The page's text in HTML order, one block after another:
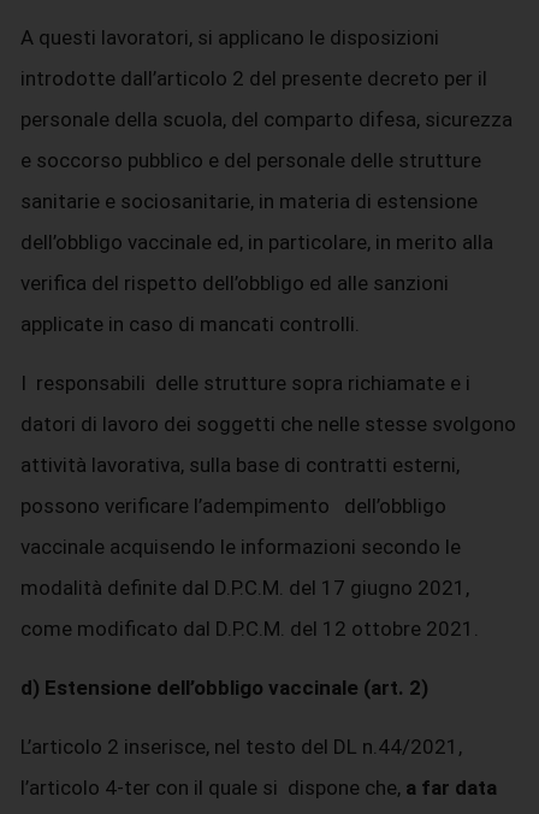
A questi lavoratori, si applicano le disposizioni
introdotte dall’articolo 2 del presente decreto per il
personale della scuola, del comparto difesa, sicurezza
e soccorso pubblico e del personale delle strutture
sanitarie e sociosanitarie, in materia di estensione
dell’obbligo vaccinale ed, in particolare, in merito alla
verifica del rispetto dell’obbligo ed alle sanzioni
applicate in caso di mancati controlli.
I responsabili delle strutture sopra richiamate e i
datori di lavoro dei soggetti che nelle stesse svolgono
attività lavorativa, sulla base di contratti esterni,
possono verificare l’adempimento dell’obbligo
vaccinale acquisendo le informazioni secondo le
modalità definite dal D.P.C.M. del 17 giugno 2021,
come modificato dal D.P.C.M. del 12 ottobre 2021.
d) Estensione dell’obbligo vaccinale (art. 2)
L’articolo 2 inserisce, nel testo del DL n.44/2021,
l’articolo 4-ter con il quale si dispone che, a far data